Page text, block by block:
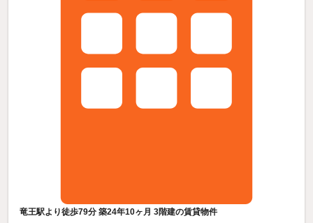
竜王駅より徒歩79分 築24年10ヶ月 3階建の賃貸物件